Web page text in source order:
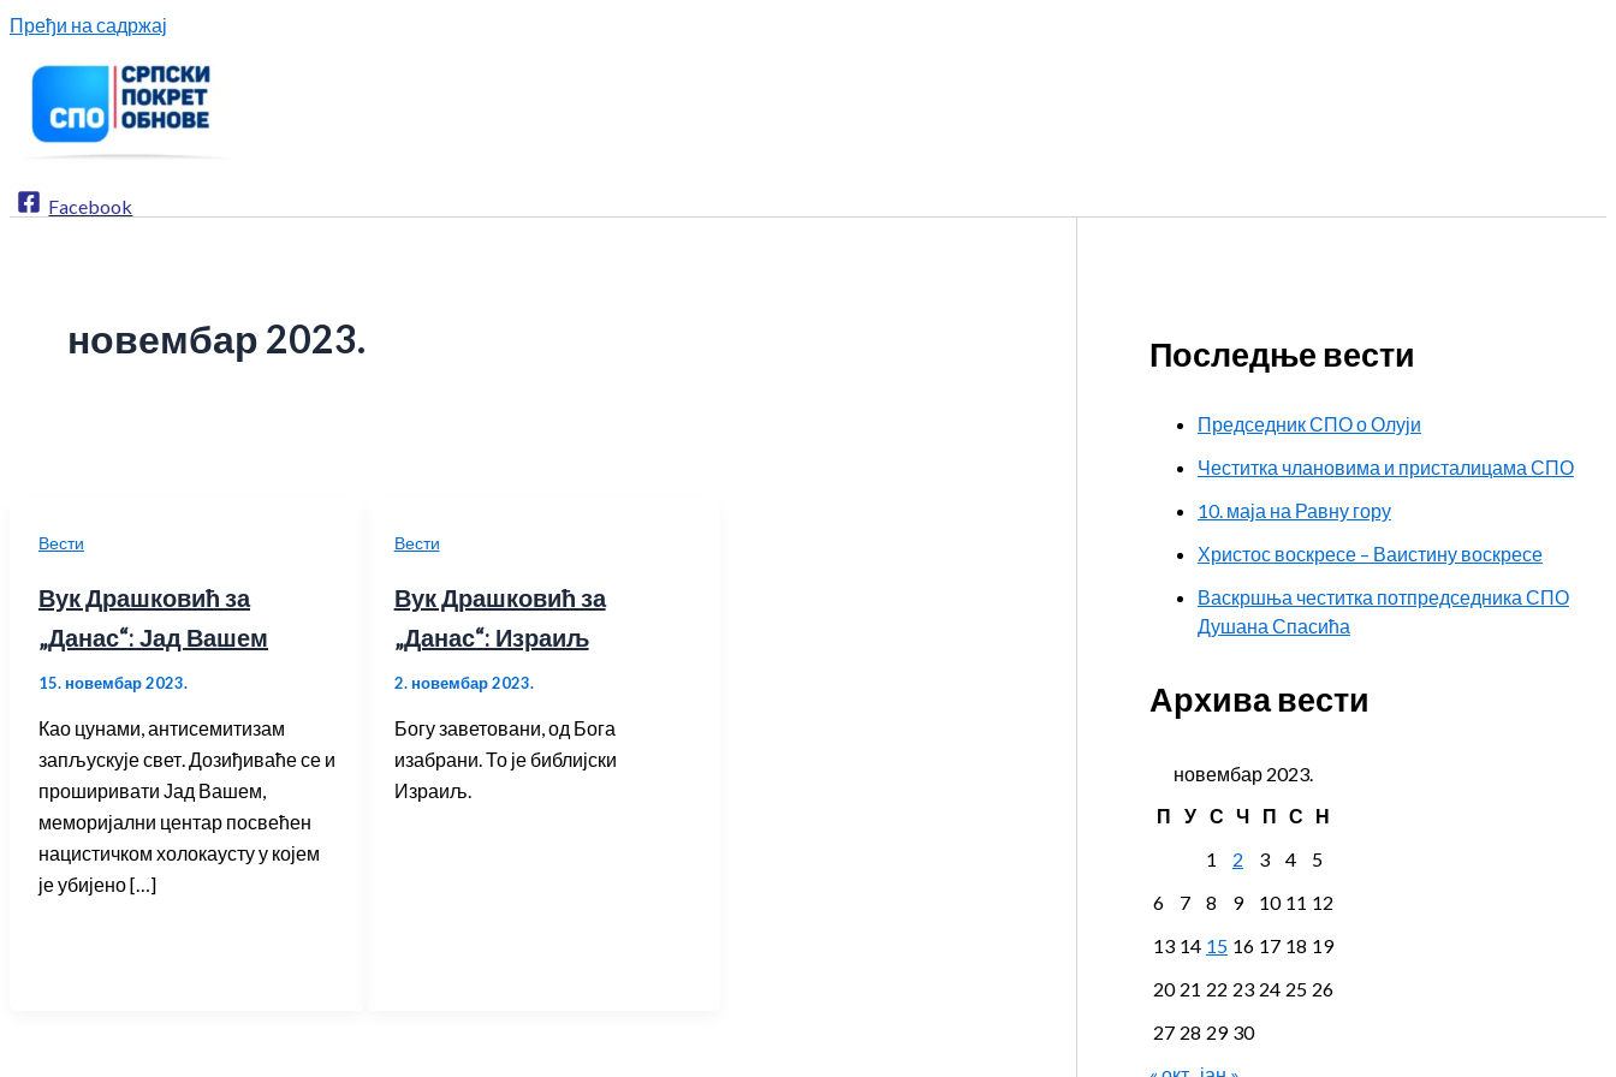
Пређи на садржај
Facebook
новембар 2023.
Вести
Вук Драшковић за
„Данас“: Јад Вашем
15. новембар 2023.
Као цунами, антисемитизам
запљускује свет. Дозиђиваће се и
проширивати Јад Вашем,
меморијални центар посвећен
нацистичком холокаусту у којем
је убијено […]
Вести
Вук Драшковић за
„Данас“: Израиљ
2. новембар 2023.
Богу заветовани, од Бога
изабрани. То је библијски
Израиљ.
Последње вести
Председник СПО о Олуји
Честитка члановима и присталицама СПО
10. маја на Равну гору
Христос воскресе – Ваистину воскресе
Васкршња честитка потпредседника СПО
Душана Спасића
Архива вести
новембар 2023.
П
У С Ч П С
Н
1
2 3 4
5
6
7 8 9 10 11 12
13 14 15 16 17 18 19
20 21 22 23 24 25 26
27 28 29 30